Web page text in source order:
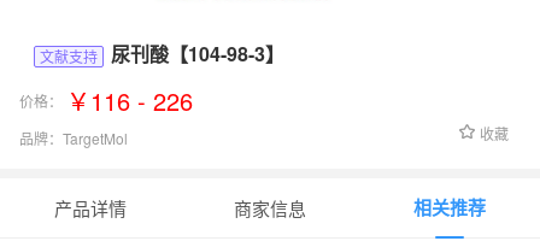
文献支持 尿刊酸【104-98-3】
价格： ￥116 - 226
品牌： TargetMol 收藏
产品详情 商家信息 相关推荐